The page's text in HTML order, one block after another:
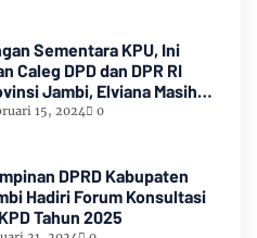
Sementara KPU, Ini
Caleg DPD dan DPR RI
Jambi, Elviana Masih
Teratas
15, 2024 0
DPRD Kabupaten
Hadiri Forum Konsultasi
Tahun 2025